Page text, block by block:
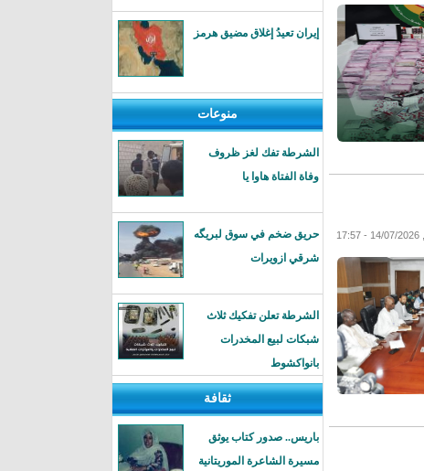
إيران تعيدُ إغلاق مضيق هرمز
منوعات
الشرطة تفك لغز ظروف
وفاة الفتاة هاوا يا
حريق ضخم في سوق لبريگه
شرقي ازويرات
الشرطة تعلن تفكيك ثلاث
شبكات لبيع المخدرات
بانواكشوط
ثقافة
باريس.. صدور كتاب يوثق
مسيرة الشاعرة الموريتانية